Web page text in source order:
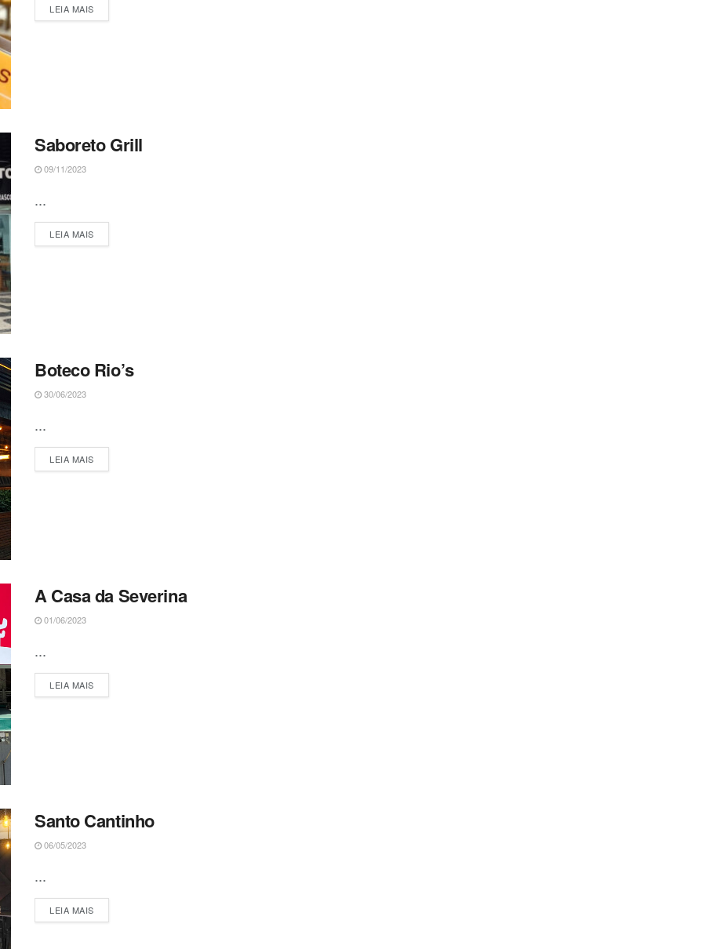
LEIA MAISDETAILS
Saboreto Grill
09/11/2023
...
LEIA MAISDETAILS
Boteco Rio’s
30/06/2023
...
LEIA MAISDETAILS
A Casa da Severina
01/06/2023
...
LEIA MAISDETAILS
Santo Cantinho
06/05/2023
...
LEIA MAISDETAILS